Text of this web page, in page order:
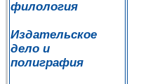
филология
Издательское
дело и
полиграфия